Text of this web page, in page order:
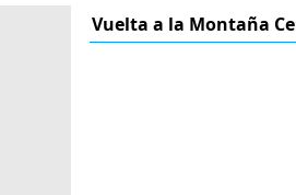
Vuelta a la Montaña